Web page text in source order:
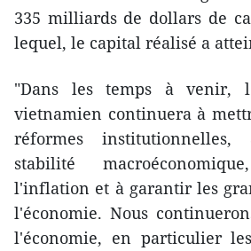
335 milliards de dollars de
lequel, le capital réalisé a
"Dans les temps à venir,
vietnamien continuera à
réformes
stabilité
l'inflation et à garantir les
l'économie. Nous
l'économie, en particulier